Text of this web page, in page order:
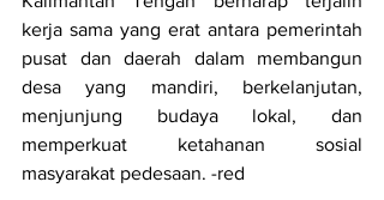
kerja sama yang erat antara pemerintah
pusat dan daerah dalam membangun
desa yang mandiri, berkelanjutan,
menjunjung budaya lokal, dan
memperkuat ketahanan sosial
masyarakat pedesaan. -red